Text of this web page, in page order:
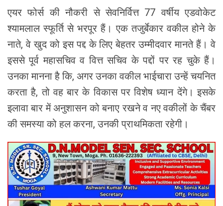
एयर फोर्स की नौकरी से सेवनिर्वित्त 77 वर्षीय एडवोकेट
श्यामलाल स्फूर्ति से भरपूर हैं। एक तजुर्बेकार वकील होने के
नाते, वे खुद को इस पद्द के लिए बेहतर उम्मीदवार मानते हैं। वे
इससे पूर्व महासचिव व वित्त सचिव के पद्दों पर रह चुके हैं।
उनका मानना है कि, अगर उनका वकील भाईचारा उन्हें चयनित
करता है, तो वह बार के विकास पर विशेष ध्यान देंगे। इसके
इलावा बार में अनुशासन को बनाए रखने व नए वकीलों के चैंबर
की समस्या को हल करना, उनकी प्राथमिकता रहेगी।